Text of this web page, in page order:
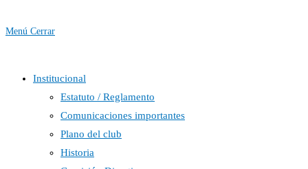
Menú Cerrar
Institucional
Estatuto / Reglamento
Comunicaciones importantes
Plano del club
Historia